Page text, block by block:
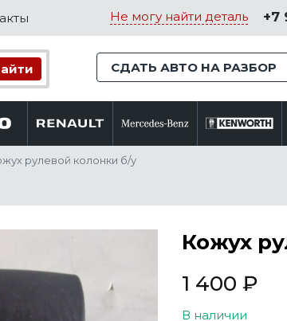
Не могу найти деталь +7
СДАТЬ АВТО НА РАЗБОР
рулевой колонки б/у
Кожух
1 400 ₽
В наличии